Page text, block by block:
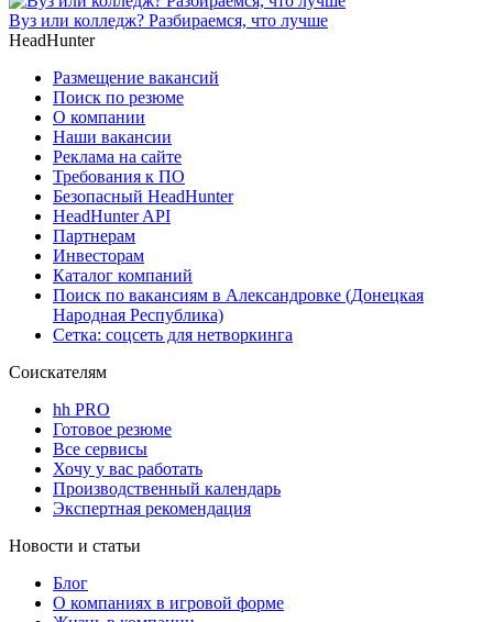
Вуз или колледж? Разбираемся, что лучше
HeadHunter
Размещение вакансий
Поиск по резюме
О компании
Наши вакансии
Реклама на сайте
Требования к ПО
Безопасный HeadHunter
HeadHunter API
Партнерам
Инвесторам
Каталог компаний
Поиск по вакансиям в Александровке (Донецкая
Народная Республика)
Сетка: соцсеть для нетворкинга
Соискателям
hh PRO
Готовое резюме
Все сервисы
Хочу у вас работать
Производственный календарь
Экспертная рекомендация
Новости и статьи
Блог
О компаниях в игровой форме